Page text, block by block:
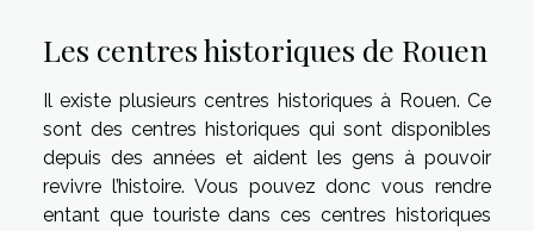
Les centres historiques de Rouen
Il existe plusieurs centres historiques à Rouen. Ce
sont des centres historiques qui sont disponibles
depuis des années et aident les gens à pouvoir
revivre l’histoire. Vous pouvez donc vous rendre
entant que touriste dans ces centres historiques